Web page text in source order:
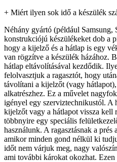
+ Miért ilyen sok idő a készülék
Néhány gyártó (például Samsung,
konstrukciójú készülékeket dob a
hogy a kijelző és a hátlap is egy
van rögzítve a készülék házához.
hátlap eltávolításával kezdődik.
felolvasztjuk a ragasztót, hogy
távolítani a kijelzőt (vagy
alkatrészhez. Ez a művelet
igényel egy szerviztechnikustól. A
kijelzőt vagy a hátlapot vissza kell
többnyire egy speciális
használunk. A ragasztásnak a prés
amikor minden gond nélkül ki
időt nem várjuk meg, nagy
ami további károkat okozhat. Ezen